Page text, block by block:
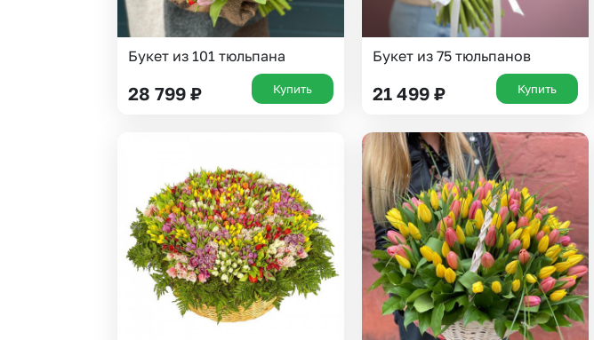
Букет из 101 тюльпана
28 799 ₽ Купить
Букет из 75 тюльпанов
21 499 ₽ Купить